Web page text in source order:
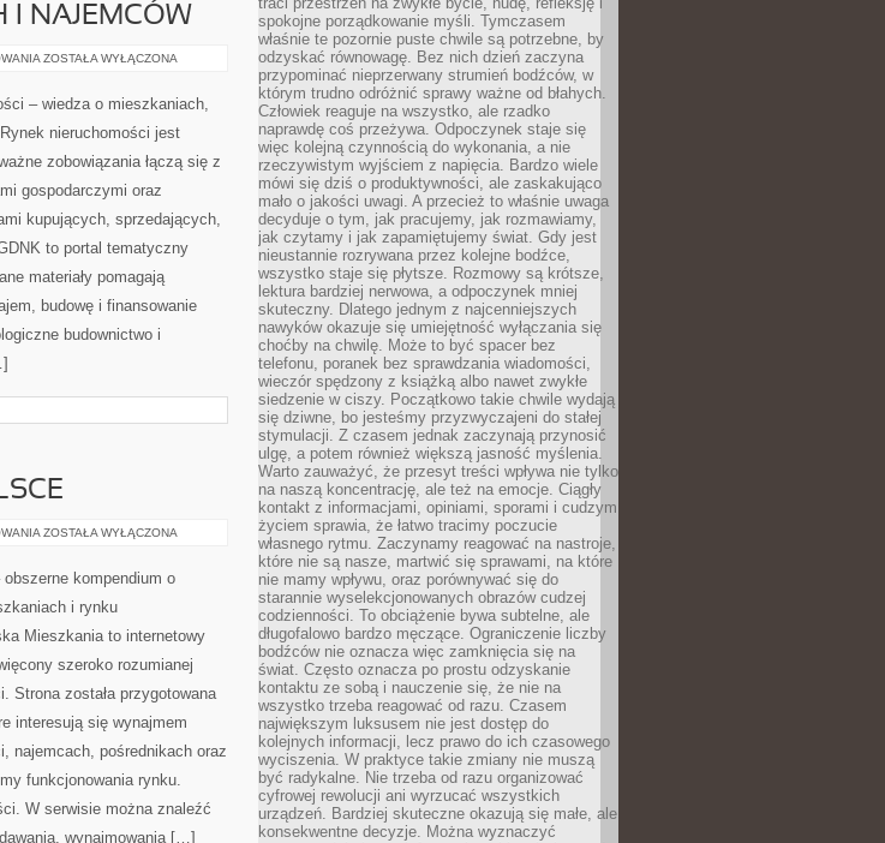
I NAJEMCÓW
PORADY
NAJEMCÓW
ZOSTAŁA WYŁĄCZONA
– wiedza o mieszkaniach,
nieruchomości jest
zobowiązania łączą się z
gospodarczymi oraz
kupujących, sprzedających,
to portal tematyczny
materiały pomagają
budowę i finansowanie
budownictwo i
RYNEK
POLSCE
ZOSTAŁA WYŁĄCZONA
kompendium o
i rynku
Mieszkania to internetowy
szeroko rozumianej
Strona została przygotowana
interesują się wynajmem
najemcach, pośrednikach oraz
funkcjonowania rynku.
W serwisie można znaleźć
wynajmowania […]
spokojne porządkowanie myśli. Tymczasem
właśnie te pozornie puste chwile są potrzebne, by
odzyskać równowagę. Bez nich dzień zaczyna
przypominać nieprzerwany strumień bodźców, w
którym trudno odróżnić sprawy ważne od błahych.
Człowiek reaguje na wszystko, ale rzadko
naprawdę coś przeżywa. Odpoczynek staje się
więc kolejną czynnością do wykonania, a nie
rzeczywistym wyjściem z napięcia. Bardzo wiele
mówi się dziś o produktywności, ale zaskakująco
mało o jakości uwagi. A przecież to właśnie uwaga
decyduje o tym, jak pracujemy, jak rozmawiamy,
jak czytamy i jak zapamiętujemy świat. Gdy jest
nieustannie rozrywana przez kolejne bodźce,
wszystko staje się płytsze. Rozmowy są krótsze,
lektura bardziej nerwowa, a odpoczynek mniej
skuteczny. Dlatego jednym z najcenniejszych
nawyków okazuje się umiejętność wyłączania się
choćby na chwilę. Może to być spacer bez
telefonu, poranek bez sprawdzania wiadomości,
wieczór spędzony z książką albo nawet zwykłe
siedzenie w ciszy. Początkowo takie chwile wydają
się dziwne, bo jesteśmy przyzwyczajeni do stałej
stymulacji. Z czasem jednak zaczynają przynosić
ulgę, a potem również większą jasność myślenia.
Warto zauważyć, że przesyt treści wpływa nie tylko
na naszą koncentrację, ale też na emocje. Ciągły
kontakt z informacjami, opiniami, sporami i cudzym
życiem sprawia, że łatwo tracimy poczucie
własnego rytmu. Zaczynamy reagować na nastroje,
które nie są nasze, martwić się sprawami, na które
nie mamy wpływu, oraz porównywać się do
starannie wyselekcjonowanych obrazów cudzej
codzienności. To obciążenie bywa subtelne, ale
długofalowo bardzo męczące. Ograniczenie liczby
bodźców nie oznacza więc zamknięcia się na
świat. Często oznacza po prostu odzyskanie
kontaktu ze sobą i nauczenie się, że nie na
wszystko trzeba reagować od razu. Czasem
największym luksusem nie jest dostęp do
kolejnych informacji, lecz prawo do ich czasowego
wyciszenia. W praktyce takie zmiany nie muszą
być radykalne. Nie trzeba od razu organizować
cyfrowej rewolucji ani wyrzucać wszystkich
urządzeń. Bardziej skuteczne okazują się małe, ale
konsekwentne decyzje. Można wyznaczyć